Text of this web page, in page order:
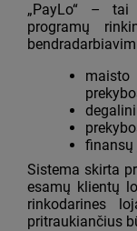
„PayLo“ – tai
programų
finansų
Sistema skirta
esamų klientų
rinkodarines
pritraukiančius